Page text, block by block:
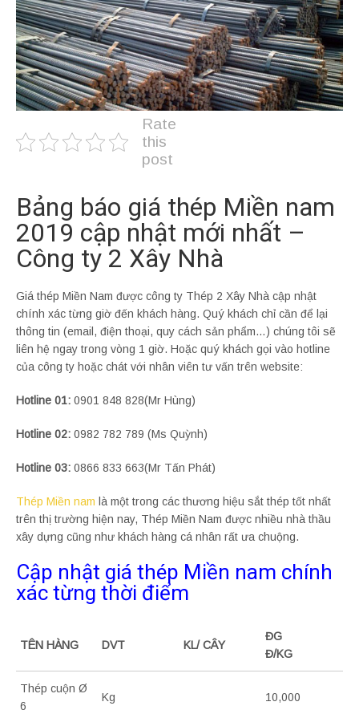
Rate
this
post
Bảng báo giá thép Miền nam
2019 cập nhật mới nhất –
Công ty 2 Xây Nhà
Giá thép Miền Nam được công ty Thép 2 Xây Nhà cập nhật
chính xác từng giờ đến khách hàng. Quý khách chỉ cần để lại
thông tin (email, điện thoại, quy cách sản phẩm…) chúng tôi sẽ
liên hệ ngay trong vòng 1 giờ. Hoặc quý khách gọi vào hotline
của công ty hoặc chát với nhân viên tư vấn trên website:
Hotline 01: 0901 848 828(Mr Hùng)
Hotline 02: 0982 782 789 (Ms Quỳnh)
Hotline 03: 0866 833 663(Mr Tấn Phát)
Thép Miền nam là một trong các thương hiệu sắt thép tốt nhất
trên thị trường hiện nay, Thép Miền Nam được nhiều nhà thầu
xây dựng cũng như khách hàng cá nhân rất ưa chuộng.
Cập nhật giá thép Miền nam chính
xác từng thời điểm
TÊN HÀNG DVT KL/ CÂY
ĐG
Đ/KG
Thép cuộn Ø
6
Kg 10,000